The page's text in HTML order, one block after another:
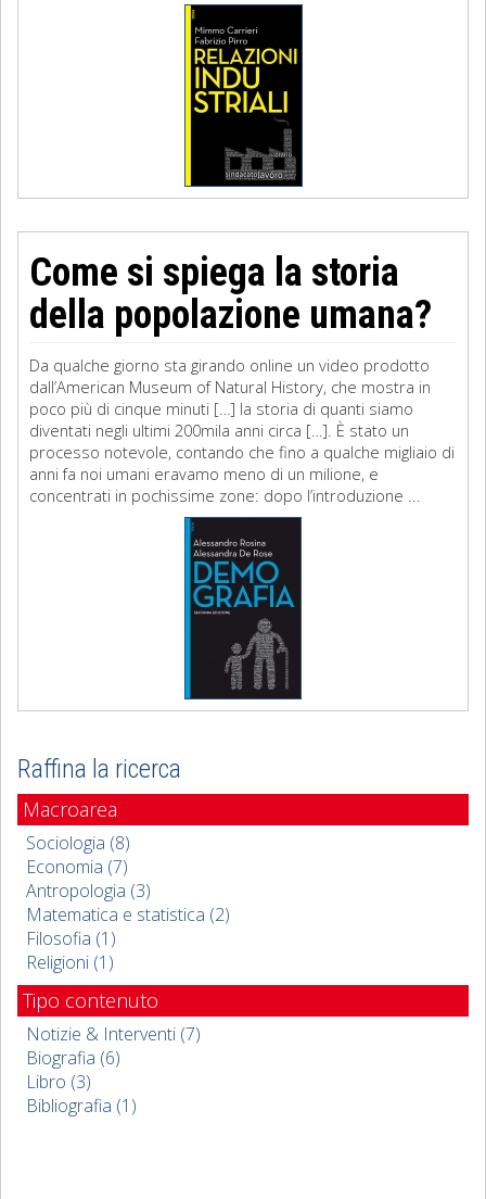
Come si spiega la storia
della popolazione umana?
Da qualche giorno sta girando online un video prodotto
dall’American Museum of Natural History, che mostra in
poco più di cinque minuti […] la storia di quanti siamo
diventati negli ultimi 200mila anni circa […]. È stato un
processo notevole, contando che fino a qualche migliaio di
anni fa noi umani eravamo meno di un milione, e
concentrati in pochissime zone: dopo l’introduzione ...
Raffina la ricerca
Macroarea
Sociologia (8)
Economia (7)
Antropologia (3)
Matematica e statistica (2)
Filosofia (1)
Religioni (1)
Tipo contenuto
Notizie & Interventi (7)
Biografia (6)
Libro (3)
Bibliografia (1)